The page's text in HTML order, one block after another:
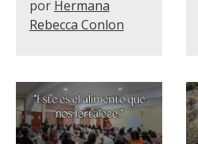
por Hermana
Rebecca Conlon